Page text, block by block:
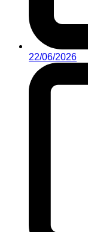
22/06/2026